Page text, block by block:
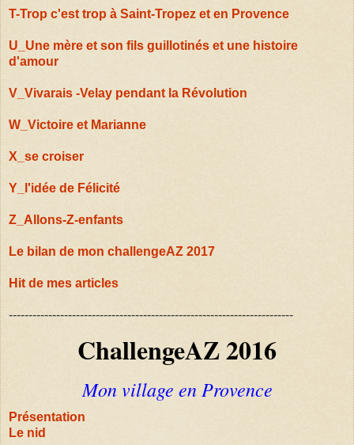
T-Trop c'est trop à Saint-Tropez et en Provence
U_Une mère et son fils guillotinés et une histoire
d'amour
V_Vivarais -Velay pendant la Révolution
W_Victoire et Marianne
X_se croiser
Y_l'idée de Félicité
Z_Allons-Z-enfants
Le bilan de mon challengeAZ 2017
Hit de mes articles
------------------------------------------------------------------------
ChallengeAZ 2016
Mon village en Provence
Présentation
Le nid